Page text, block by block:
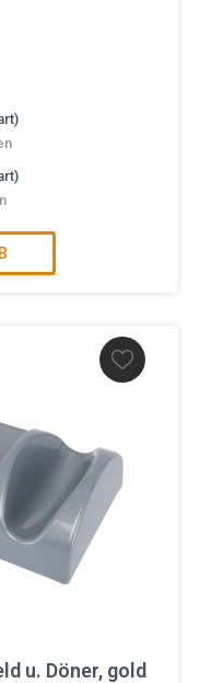
u. Döner, gold